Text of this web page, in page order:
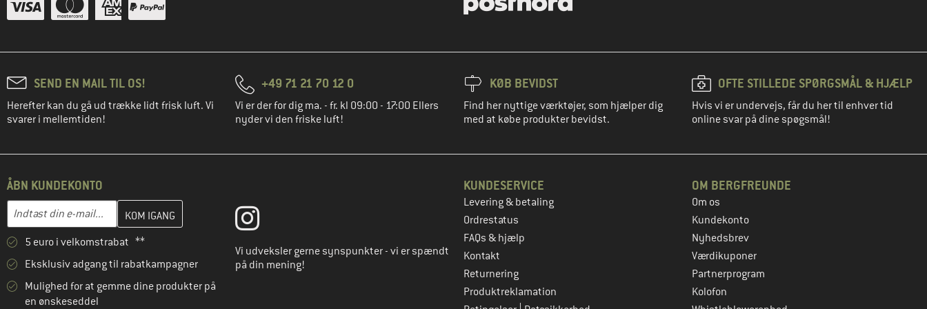
SEND EN MAIL TIL OS!
Herefter kan du gå ud trække lidt frisk luft. Vi
svarer i mellemtiden!
+49 71 21 70 12 0
Vi er der for dig ma. - fr. kl 09:00 - 17:00 Ellers
nyder vi den friske luft!
KØB BEVIDST
Find her nyttige værktøjer, som hjælper dig
med at købe produkter bevidst.
OFTE STILLEDE SPØRGSMÅL & HJÆLP
Hvis vi er undervejs, får du her til enhver tid
online svar på dine spøgsmål!
ÅBN KUNDEKONTO
E-mail-adresse
Indtast din e-mailadresse her, og opret i næste trin din kundekonto
5 euro i velkomstrabat **
Eksklusiv adgang til rabatkampagner
Mulighed for at gemme dine produkter på
en ønskeseddel
Vi udveksler gerne synspunkter - vi er spændt
på din mening!
KUNDESERVICE
Levering & betaling
Ordrestatus
FAQs & hjælp
Kontakt
Returnering
Produktreklamation
OM BERGFREUNDE
Om os
Kundekonto
Nyhedsbrev
Værdikuponer
Partnerprogram
Kolofon